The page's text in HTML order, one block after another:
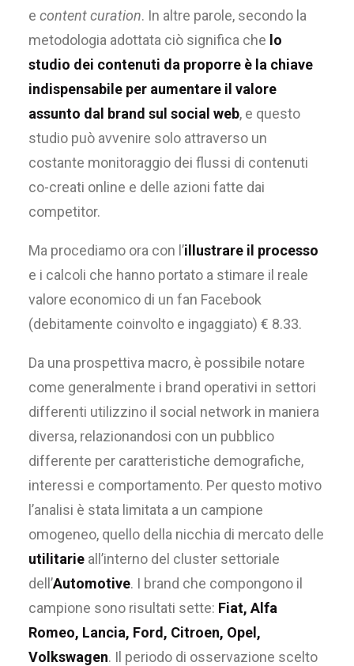
e content curation. In altre parole, secondo la
metodologia adottata ciò significa che lo
studio dei contenuti da proporre è la chiave
indispensabile per aumentare il valore
assunto dal brand sul social web, e questo
studio può avvenire solo attraverso un
costante monitoraggio dei flussi di contenuti
co-creati online e delle azioni fatte dai
competitor.
Ma procediamo ora con l’illustrare il processo
e i calcoli che hanno portato a stimare il reale
valore economico di un fan Facebook
(debitamente coinvolto e ingaggiato) € 8.33.
Da una prospettiva macro, è possibile notare
come generalmente i brand operativi in settori
differenti utilizzino il social network in maniera
diversa, relazionandosi con un pubblico
differente per caratteristiche demografiche,
interessi e comportamento. Per questo motivo
l’analisi è stata limitata a un campione
omogeneo, quello della nicchia di mercato delle
utilitarie all’interno del cluster settoriale
dell’Automotive. I brand che compongono il
campione sono risultati sette: Fiat, Alfa
Romeo, Lancia, Ford, Citroen, Opel,
Volkswagen. Il periodo di osservazione scelto